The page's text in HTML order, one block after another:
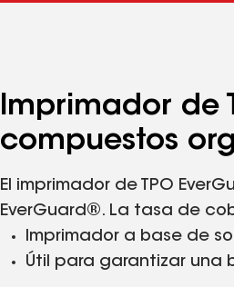
Imprimador de
compuestos
El imprimador de TPO
EverGuard®. La tasa de
Imprimador a base de
Útil para garantizar una